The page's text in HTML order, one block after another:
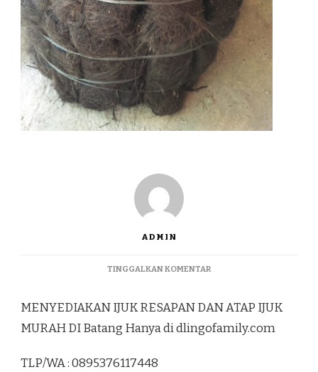
ADMIN
TINGGALKAN KOMENTARPADA
RESAPAN
DAN
MENYEDIAKAN IJUK RESAPAN DAN ATAP IJUK
MURAH DI Batang Hanya di dlingofamily.com
TLP/WA : 0895376117448